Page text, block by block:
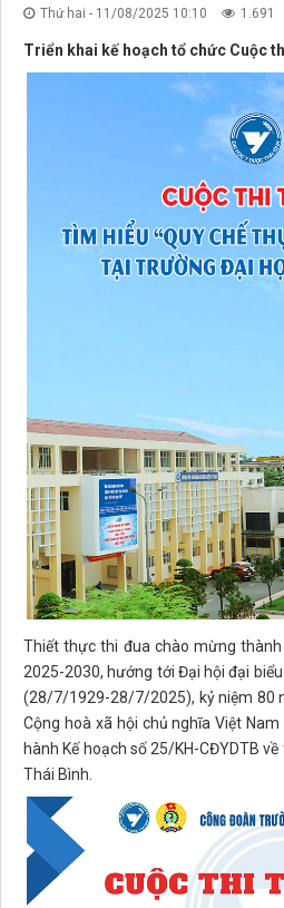
Thứ hai - 11/08/2025 10:10 1.691
Triển khai kế hoạch tổ chức Cuộc
Thiết thực thi đua chào mừng
2025-2030, hướng tới Đại hội đại
(28/7/1929-28/7/2025), kỷ niệm 80
Cộng hoà xã hội chủ nghĩa Việt
hành Kế hoạch số 25/KH-CĐYDTB
Thái Bình.